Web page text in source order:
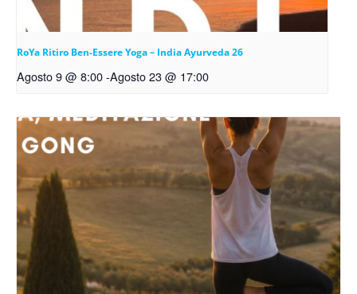
RoYa Ritiro Ben-Essere Yoga – India Ayurveda 26
Agosto 9 @ 8:00-Agosto 23 @ 17:00